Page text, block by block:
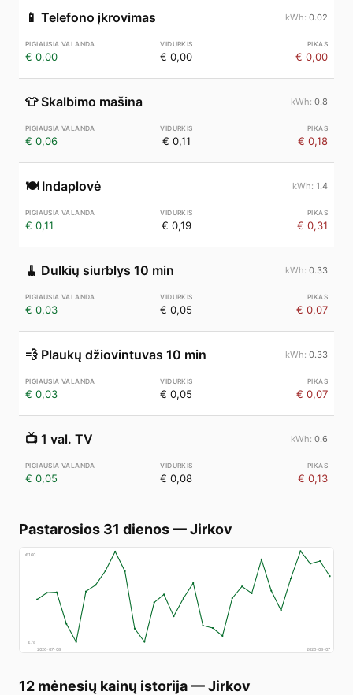
📱 Telefono įkrovimas 0.02
€ 0,00 € 0,00 € 0,00
👕 Skalbimo mašina 0.8
€ 0,06 € 0,11 € 0,18
🍽️ Indaplovė 1.4
€ 0,11 € 0,19 € 0,31
🧹 Dulkių siurblys 10 min 0.33
€ 0,03 € 0,05 € 0,07
💨 Plaukų džiovintuvas 10 min 0.33
€ 0,03 € 0,05 € 0,07
📺 1 val. TV 0.6
€ 0,05 € 0,08 € 0,13
Pastarosios 31 dienos—Jirkov
€160
€78
2026-07-08
2026-08-07
12 mėnesių kainų istorija—Jirkov